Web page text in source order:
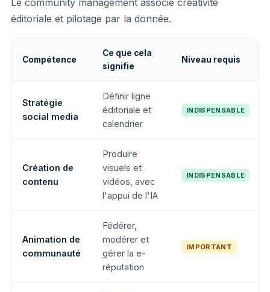
éditoriale et pilotage par la donnée.
Compétence
Ce que cela
signifie
Niveau requis
Stratégie
social media
Définir ligne
éditoriale et
calendrier
INDISPENSABLE
Création de
contenu
Produire
visuels et
vidéos, avec
l'appui de l'IA
INDISPENSABLE
Animation de
communauté
Fédérer,
modérer et
gérer la e-
réputation
IMPORTANT